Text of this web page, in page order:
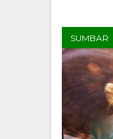
SUMBAR